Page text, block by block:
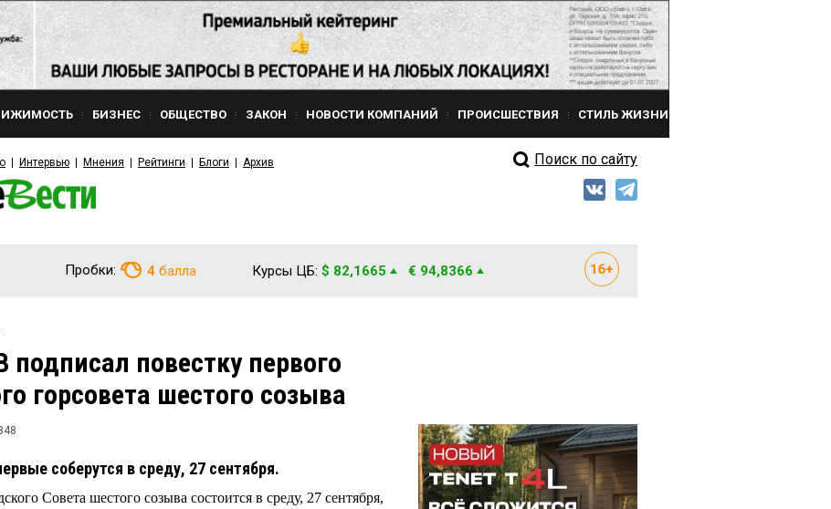
БИЗНЕС ОБЩЕСТВО ЗАКОН НОВОСТИ КОМПАНИЙ ПРОИСШЕСТВИЯ СТИЛЬ ЖИЗНИ
Интервью Мнения Рейтинги Блоги Архив Поиск по сайту
Пробки: 4 балла Курсы ЦБ: $ 82,1665 € 94,8366
повестку первого
горсовета шестого созыва
соберутся в среду, 27 сентября.
Совета шестого созыва состоится в среду, 27 сентября,